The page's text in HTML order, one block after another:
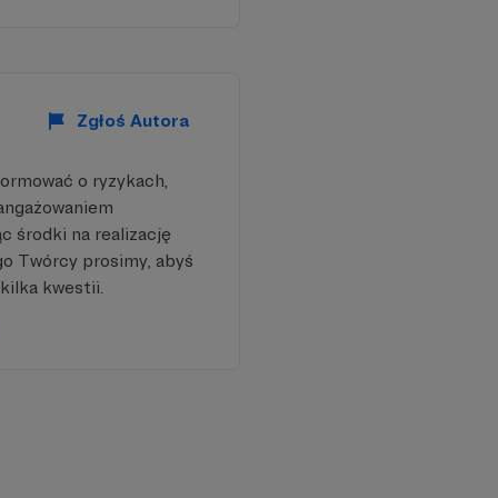
centralnych.
Zepsułeś to?
Zgłoś Autora
o ryzykach,
środki na realizację
Twórcy prosimy, abyś
kilka kwestii.